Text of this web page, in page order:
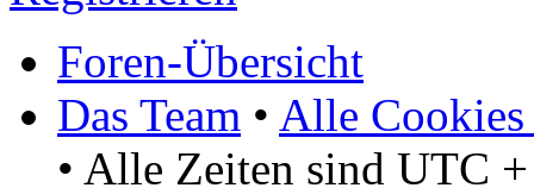
Foren-Übersicht
Das Team • Alle Cookies
• Alle Zeiten sind UTC